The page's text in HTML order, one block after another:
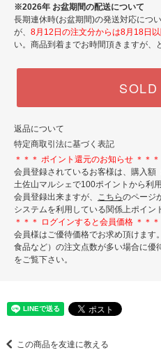
※2026年 お盆期間の配送について
長期連休時(お盆期間)の発送対応につ
が、 8月12日の注文分からは8月18日
い。商品到着までお時間頂きますが、
返品について
特定商取引法に基づく表記
＊＊＊ ポイント還元のお知らせ ＊＊＊
会員登録されているお客様は、購入額
土佐山マルシェで100ポイントから利
会員登録出来ますが、 こちらのページ
システムを利用している関係上ポイン
＊＊＊ ログインすると会員価格 ＊＊＊
会員様はご優待価格でお求め頂けます
食品など）の注文点数が多い場合に優
をご覧下さい。
この商品を友達に教える